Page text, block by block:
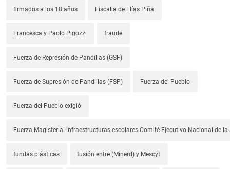
firmados a los 18 años Fiscalia de Elías Piña
Francesca y Paolo Pigozzi fraude
Fuerza de Represión de Pandillas (GSF)
Fuerza de Supresión de Pandillas (FSP) Fuerza del Pueblo
Fuerza del Pueblo exigió
Fuerza Magisterial-infraestructuras escolares-Comité Ejecutivo Nacional de la
fundas plásticas fusión entre (Minerd) y Mescyt